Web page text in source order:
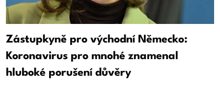
Zástupkyně pro východní Německo:
Koronavirus pro mnohé znamenal
hluboké porušení důvěry